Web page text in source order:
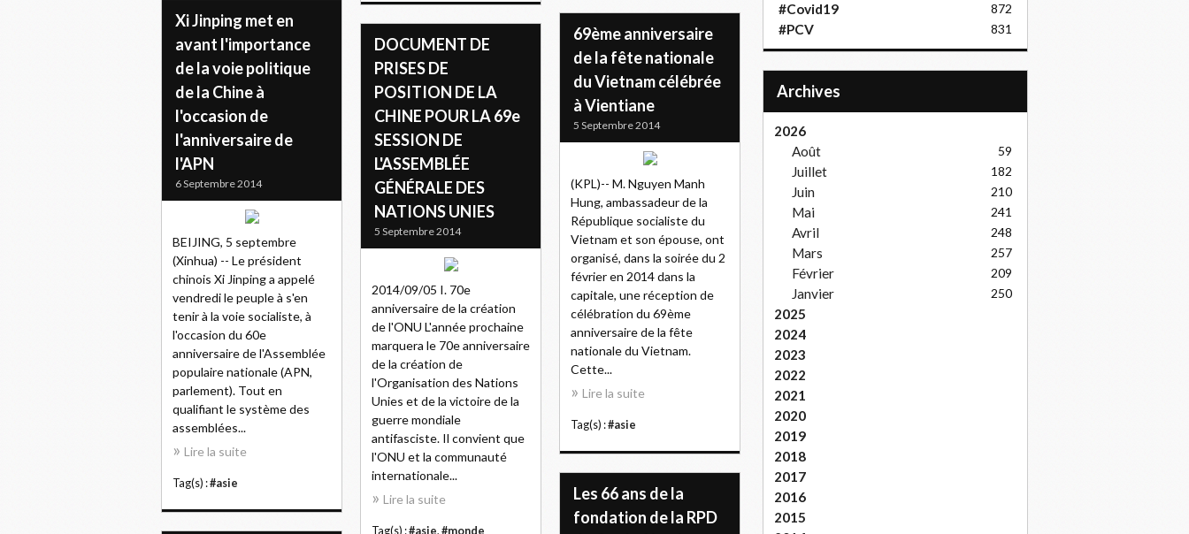
Xi Jinping met en
avant l'importance
de la voie politique
de la Chine à
l'occasion de
l'anniversaire de
l'APN
6 Septembre 2014
BEIJING, 5 septembre
(Xinhua) -- Le président
chinois Xi Jinping a appelé
vendredi le peuple à s'en
tenir à la voie socialiste, à
l'occasion du 60e
anniversaire de l'Assemblée
populaire nationale (APN,
parlement). Tout en
qualifiant le système des
assemblées...
Lire la suite
Tag(s) :#asie
69ème anniversaire
de la fête nationale
du Vietnam célébrée
à Vientiane
5 Septembre 2014
(KPL)-- M. Nguyen Manh
Hung, ambassadeur de la
République socialiste du
Vietnam et son épouse, ont
organisé, dans la soirée du 2
février en 2014 dans la
capitale, une réception de
célébration du 69ème
anniversaire de la fête
nationale du Vietnam.
Cette...
Lire la suite
Tag(s) :#asie
DOCUMENT DE
PRISES DE
POSITION DE LA
CHINE POUR LA 69e
SESSION DE
L'ASSEMBLÉE
GÉNÉRALE DES
NATIONS UNIES
5 Septembre 2014
2014/09/05 I. 70e
anniversaire de la création
de l'ONU L'année prochaine
marquera le 70e anniversaire
de la création de
l'Organisation des Nations
Unies et de la victoire de la
guerre mondiale
antifasciste. Il convient que
l'ONU et la communauté
internationale...
Lire la suite
Tag(s) :#asie, #monde
Les 66 ans de la
fondation de la RPD
#Covid19 872
#PCV 831
Archives
2026
Août
59
Juillet 182
Juin 210
Mai 241
Avril 248
Mars 257
Février 209
Janvier 250
2025
2024
2023
2022
2021
2020
2019
2018
2017
2016
2015